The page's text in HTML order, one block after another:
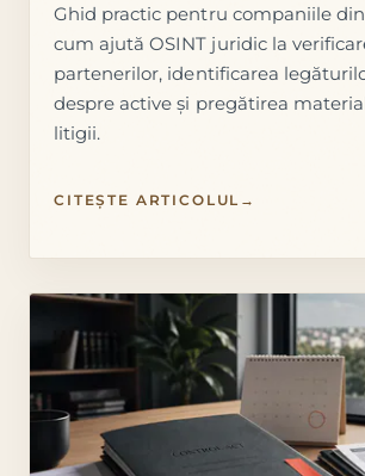
Ghid practic pentru companiile
cum ajută OSINT juridic la
partenerilor, identificarea
despre active și pregătirea
litigii.
CITEȘTE ARTICOLUL →